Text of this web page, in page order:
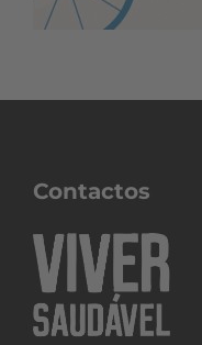
Contactos